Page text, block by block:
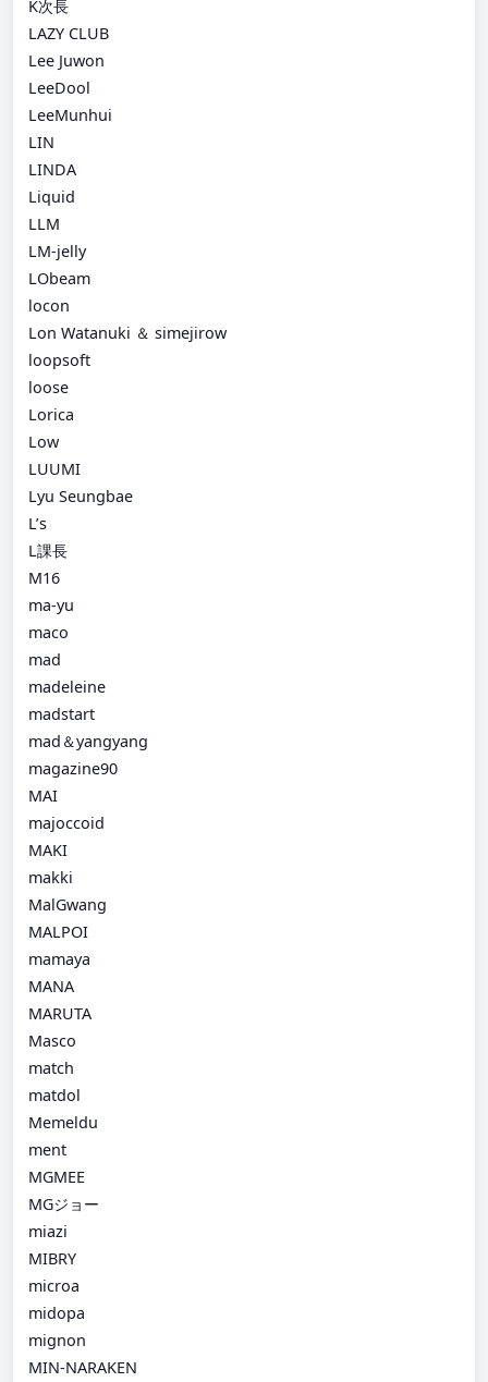
K次長
LAZY CLUB
Lee Juwon
LeeDool
LeeMunhui
LIN
LINDA
Liquid
LLM
LM-jelly
LObeam
locon
Lon Watanuki ＆ simejirow
loopsoft
loose
Lorica
Low
LUUMI
Lyu Seungbae
L’s
L課長
M16
ma-yu
maco
mad
madeleine
madstart
mad＆yangyang
magazine90
MAI
majoccoid
MAKI
makki
MalGwang
MALPOI
mamaya
MANA
MARUTA
Masco
match
matdol
Memeldu
ment
MGMEE
MGジョー
miazi
MIBRY
microa
midopa
mignon
MIN-NARAKEN